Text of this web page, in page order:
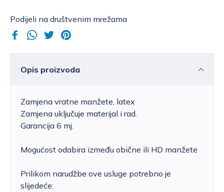
Podijeli na društvenim mrežama
Opis proizvoda
Zamjena vratne manžete, latex
Zamjena uključuje materijal i rad.
Garancija 6 mj.
Mogućost odabira između obične ili HD manžete
Prilikom narudžbe ove usluge potrebno je
slijedeće: